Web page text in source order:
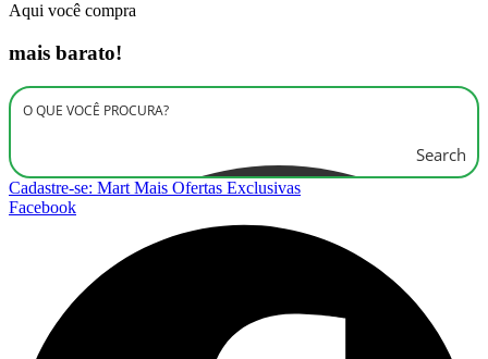
Aqui você compra
mais barato!
Search
Cadastre-se: Mart Mais Ofertas Exclusivas
Facebook